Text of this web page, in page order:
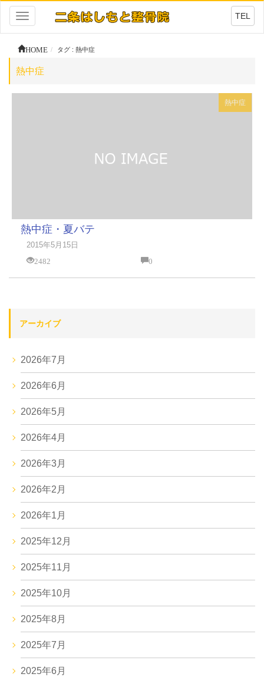
Toggle
navigation
TEL
HOME タグ : 熱中症
熱中症
熱中症
熱中症・夏バテ
2015年5月15日
2482
0
アーカイブ
2026年7月
2026年6月
2026年5月
2026年4月
2026年3月
2026年2月
2026年1月
2025年12月
2025年11月
2025年10月
2025年8月
2025年7月
2025年6月